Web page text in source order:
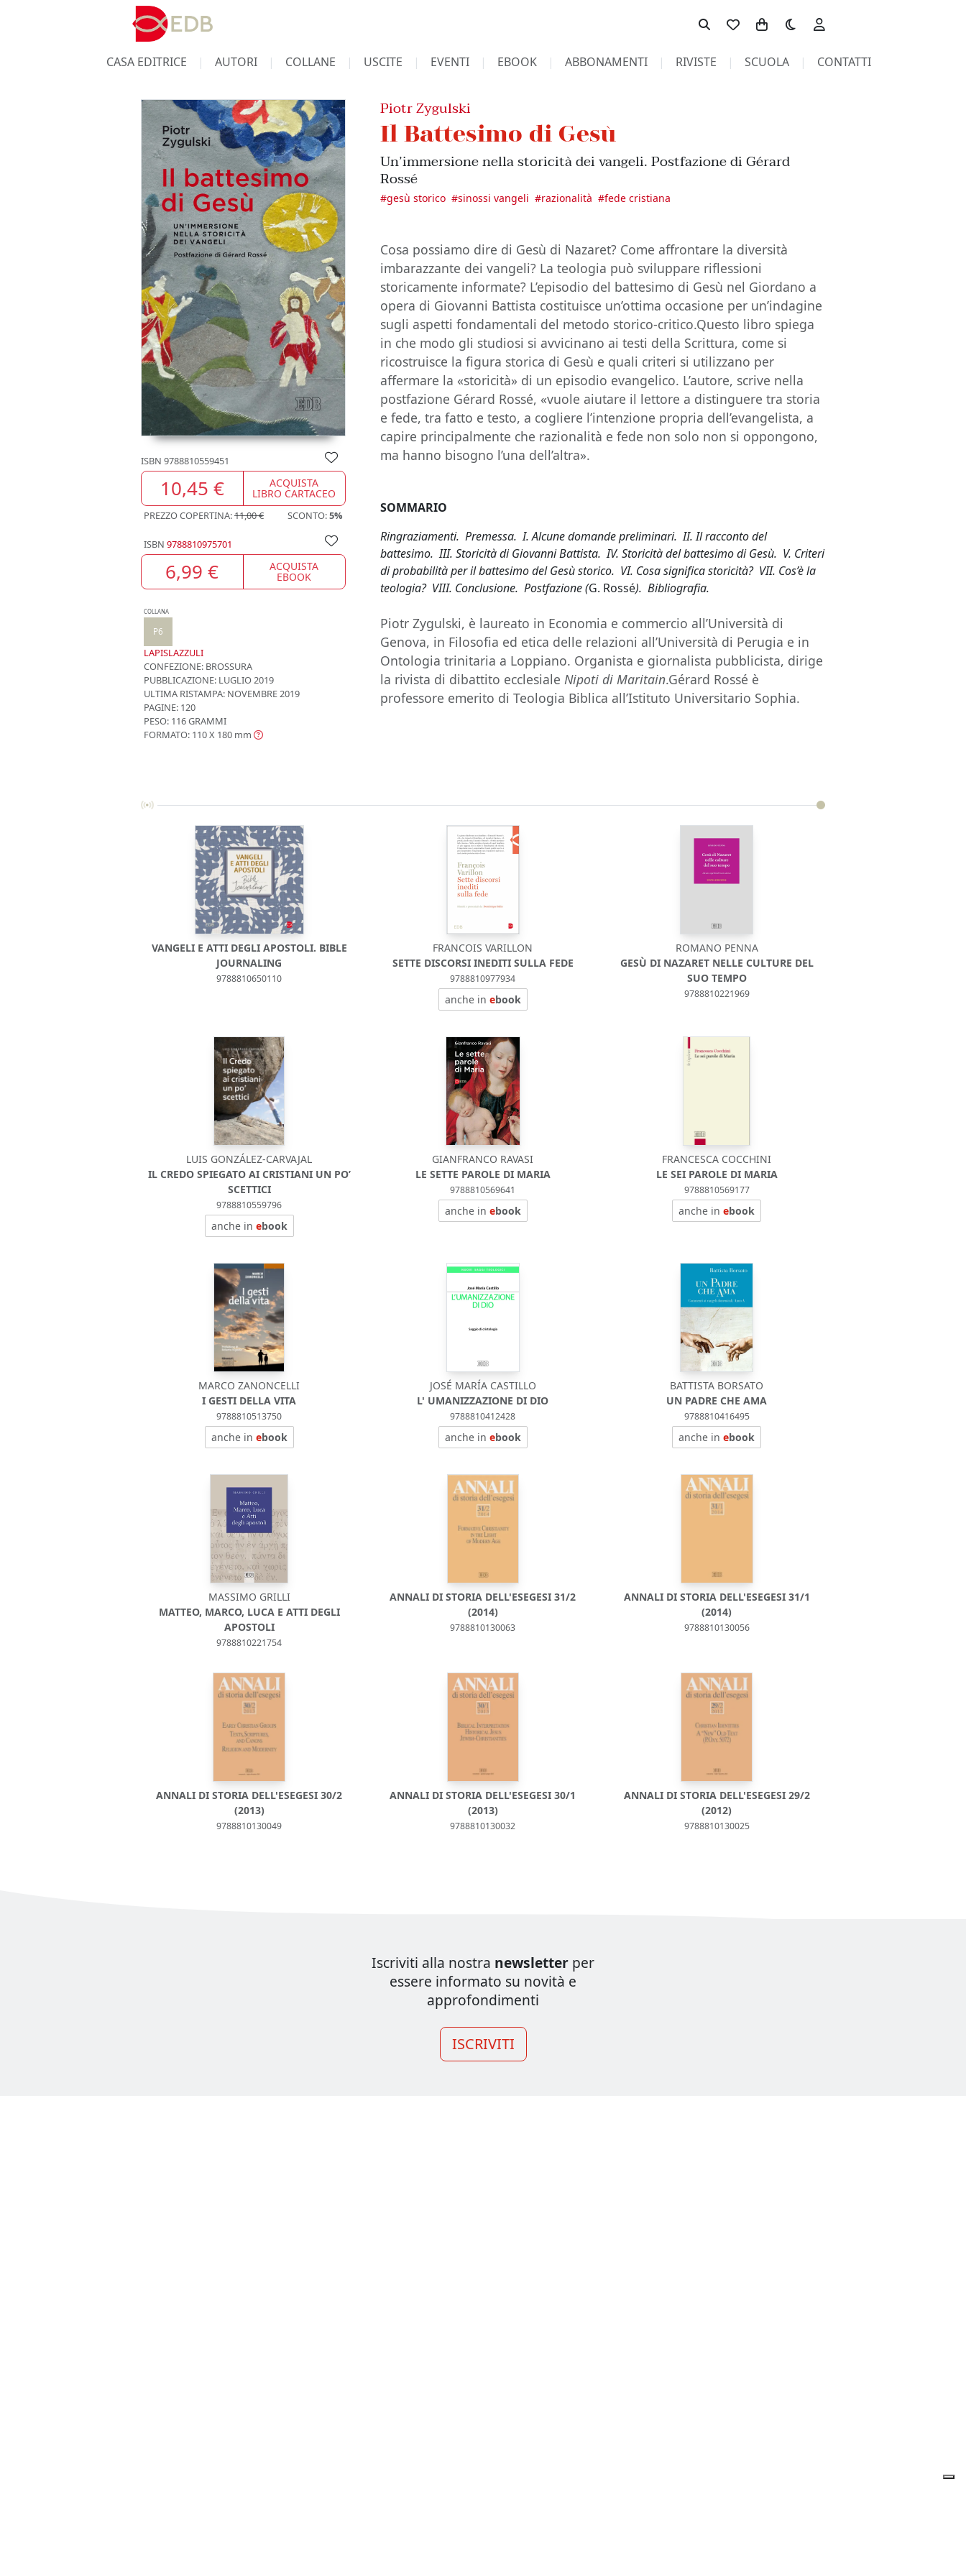
Toggle theme
CASA EDITRICE AUTORI COLLANE USCITE EVENTI EBOOK ABBONAMENTI RIVISTE SCUOLA CONTATTI
ISBN 9788810559451
10,45 € ACQUISTA
LIBRO CARTACEO
PREZZO COPERTINA:11,00 € SCONTO:5%
ISBN 9788810975701
6,99 € ACQUISTA
EBOOK
COLLANA
P6
LAPISLAZZULI
CONFEZIONE: BROSSURA
PUBBLICAZIONE: LUGLIO 2019
ULTIMA RISTAMPA: NOVEMBRE 2019
PAGINE: 120
PESO: 116 GRAMMI
FORMATO: 110 X 180 mm
Piotr Zygulski
Il Battesimo di Gesù
Un’immersione nella storicità dei vangeli. Postfazione di Gérard
Rossé
#gesù storico #sinossi vangeli #razionalità #fede cristiana
Cosa possiamo dire di Gesù di Nazaret? Come affrontare la diversità
imbarazzante dei vangeli? La teologia può sviluppare riflessioni
storicamente informate? L’episodio del battesimo di Gesù nel Giordano a
opera di Giovanni Battista costituisce un’ottima occasione per un’indagine
sugli aspetti fondamentali del metodo storico-critico.Questo libro spiega
in che modo gli studiosi si avvicinano ai testi della Scrittura, come si
ricostruisce la figura storica di Gesù e quali criteri si utilizzano per
affermare la «storicità» di un episodio evangelico. L’autore, scrive nella
postfazione Gérard Rossé, «vuole aiutare il lettore a distinguere tra storia
e fede, tra fatto e testo, a cogliere l’intenzione propria dell’evangelista, a
capire principalmente che razionalità e fede non solo non si oppongono,
ma hanno bisogno l’una dell’altra».
SOMMARIO
Ringraziamenti. Premessa. I. Alcune domande preliminari. II. Il racconto del
battesimo. III. Storicità di Giovanni Battista. IV. Storicità del battesimo di Gesù. V. Criteri
di probabilità per il battesimo del Gesù storico. VI. Cosa significa storicità? VII. Cos’è la
teologia? VIII. Conclusione. Postfazione (G. Rossé). Bibliografia.
Piotr Zygulski, è laureato in Economia e commercio all’Università di
Genova, in Filosofia ed etica delle relazioni all’Università di Perugia e in
Ontologia trinitaria a Loppiano. Organista e giornalista pubblicista, dirige
la rivista di dibattito ecclesialeNipoti di Maritain.Gérard Rossé è
professore emerito di Teologia Biblica all’Istituto Universitario Sophia.
VANGELI E ATTI DEGLI APOSTOLI. BIBLE
JOURNALING
9788810650110
FRANCOIS VARILLON
SETTE DISCORSI INEDITI SULLA FEDE
9788810977934
anche in ebook
ROMANO PENNA
GESÙ DI NAZARET NELLE CULTURE DEL
SUO TEMPO
9788810221969
LUIS GONZÁLEZ-CARVAJAL
IL CREDO SPIEGATO AI CRISTIANI UN PO’
SCETTICI
9788810559796
anche in ebook
GIANFRANCO RAVASI
LE SETTE PAROLE DI MARIA
9788810569641
anche in ebook
FRANCESCA COCCHINI
LE SEI PAROLE DI MARIA
9788810569177
anche inebook
MARCO ZANONCELLI
I GESTI DELLA VITA
9788810513750
anche in ebook
JOSÉ MARÍA CASTILLO
L' UMANIZZAZIONE DI DIO
9788810412428
anche in ebook
BATTISTA BORSATO
UN PADRE CHE AMA
9788810416495
anche inebook
MASSIMO GRILLI
MATTEO, MARCO, LUCA E ATTI DEGLI
APOSTOLI
9788810221754
ANNALI DI STORIA DELL'ESEGESI 31/2
(2014)
9788810130063
ANNALI DI STORIA DELL'ESEGESI 31/1
(2014)
9788810130056
ANNALI DI STORIA DELL'ESEGESI 30/2
(2013)
9788810130049
ANNALI DI STORIA DELL'ESEGESI 30/1
(2013)
9788810130032
ANNALI DI STORIA DELL'ESEGESI 29/2
(2012)
9788810130025
Iscriviti alla nostra newsletter per
essere informato su novità e
approfondimenti
ISCRIVITI